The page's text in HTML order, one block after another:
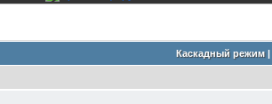
Каскадный режим|